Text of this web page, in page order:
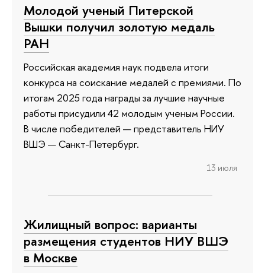
Молодой ученый Питерской
Вышки получил золотую медаль
РАН
Российская академия наук подвела итоги
конкурса на соискание медалей с премиями. По
итогам 2025 года награды за лучшие научные
работы присудили 42 молодым ученым России.
В числе победителей — представитель НИУ
ВШЭ — Санкт-Петербург.
13 июля
Жилищный вопрос: варианты
размещения студентов НИУ ВШЭ
в Москве